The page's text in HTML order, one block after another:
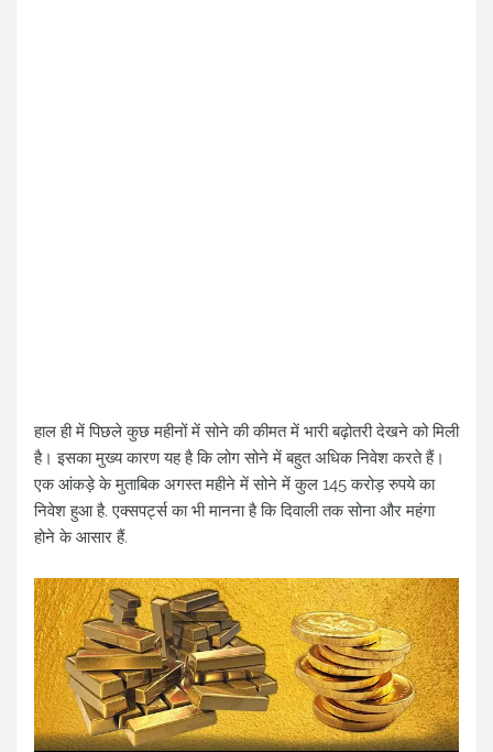
हाल ही में पिछले कुछ महीनों में सोने की कीमत में भारी बढ़ोतरी देखने को मिली
है। इसका मुख्य कारण यह है कि लोग सोने में बहुत अधिक निवेश करते हैं।
एक आंकड़े के मुताबिक अगस्त महीने में सोने में कुल 145 करोड़ रुपये का
निवेश हुआ है. एक्सपर्ट्स का भी मानना ​​है कि दिवाली तक सोना और महंगा
होने के आसार हैं.